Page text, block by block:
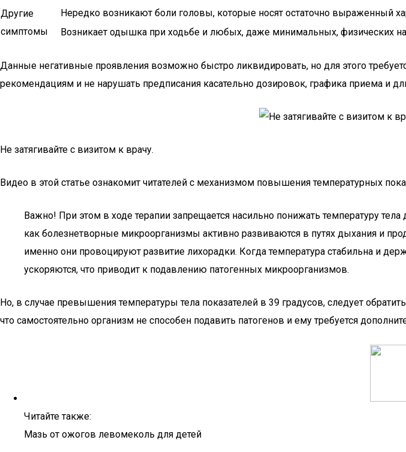
Другие
симптомы
Нередко возникают боли головы, которые носят остаточно выраженный
Возникает одышка при ходьбе и любых, даже минимальных, физических
Данные негативные проявления возможно быстро ликвидировать, но для этого
рекомендациям и не нарушать предписания касательно дозировок, графика приема и
Не затягивайте с визитом к врачу.
Видео в этой статье ознакомит читателей с механизмом повышения температурных
Важно! При этом в ходе терапии запрещается насильно понижать температуру
как болезнетворные микроорганизмы активно развиваются в путях дыхания и
именно они провоцируют развитие лихорадки. Когда температура стабильна и
ускоряются, что приводит к подавлению патогенных микроорганизмов.
Но, в случае превышения температуры тела показателей в 39 градусов, следует
что самостоятельно организм не способен подавить патогенов и ему требуется
Читайте также:
Мазь от ожогов левомеколь для детей